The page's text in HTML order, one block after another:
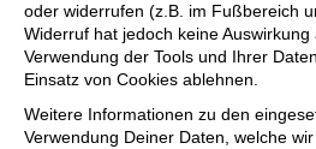
oder widerrufen (z.B. im Fußbereich
Widerruf hat jedoch keine
Verwendung der Tools und Ihrer
Einsatz von Cookies ablehnen.
Weitere Informationen zu den
Verwendung Deiner Daten, welche